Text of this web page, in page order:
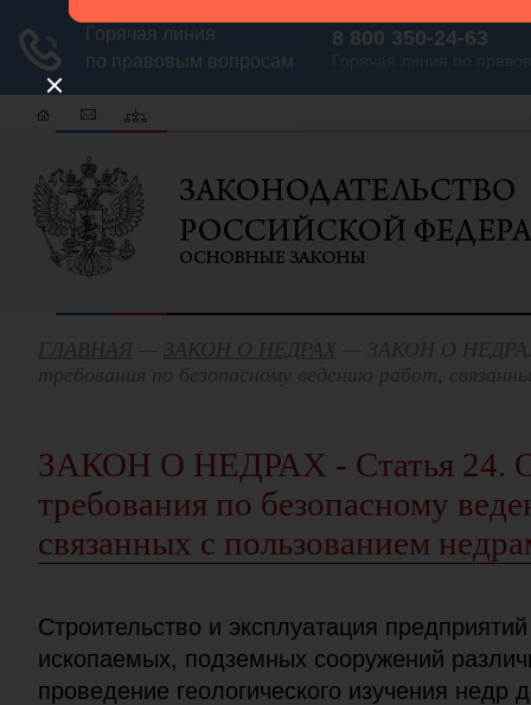
ЗАКОН О НЕДРАХ - Статья 24.
требования по безопасному
связанных с пользованием
Строительство и эксплуатация
ископаемых, подземных сооружений
проведение геологического изучения недр